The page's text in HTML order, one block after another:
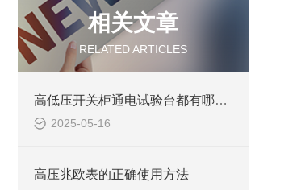
相关文章
RELATED ARTICLES
高低压开关柜通电试验台都有哪些操作方法
2025-05-16
高压兆欧表的正确使用方法